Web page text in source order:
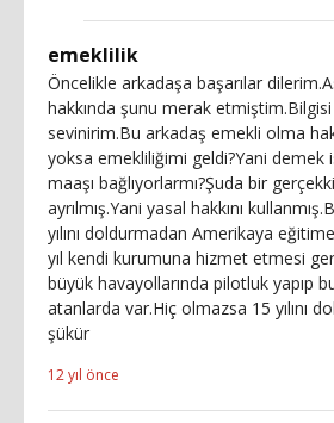
emeklilik
Öncelikle arkadaşa başarılar
hakkında şunu merak
sevinirim.Bu arkadaş emekli olma
yoksa emekliliğimi geldi?Yani demek
maaşı bağlıyorlarmı?Şuda bir
ayrılmış.Yani yasal hakkını
yılını doldurmadan Amerikaya
yıl kendi kurumuna hizmet etmesi
büyük havayollarında pilotluk yapıp
atanlarda var.Hiç olmazsa 15 yılını
şükür
12 yıl önce